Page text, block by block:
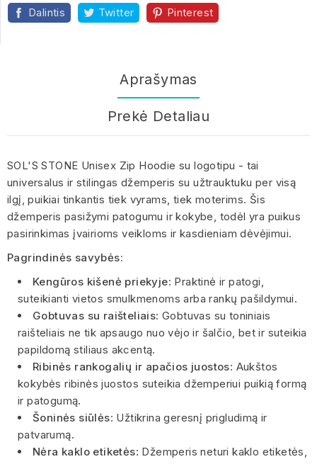
Dalintis Twitter Pinterest
Aprašymas
Prekė Detaliau
SOL'S STONE Unisex Zip Hoodie su logotipu - tai
universalus ir stilingas džemperis su užtrauktuku per visą
ilgį, puikiai tinkantis tiek vyrams, tiek moterims. Šis
džemperis pasižymi patogumu ir kokybe, todėl yra puikus
pasirinkimas įvairioms veikloms ir kasdieniam dėvėjimui.
Pagrindinės savybės:
Kengūros kišenė priekyje: Praktinė ir patogi,
suteikianti vietos smulkmenoms arba rankų pašildymui.
Gobtuvas su raišteliais: Gobtuvas su toniniais
raišteliais ne tik apsaugo nuo vėjo ir šalčio, bet ir suteikia
papildomą stiliaus akcentą.
Ribinės rankogalių ir apačios juostos: Aukštos
kokybės ribinės juostos suteikia džemperiui puikią formą
ir patogumą.
Šoninės siūlės: Užtikrina geresnį prigludimą ir
patvarumą.
Nėra kaklo etiketės: Džemperis neturi kaklo etiketės,